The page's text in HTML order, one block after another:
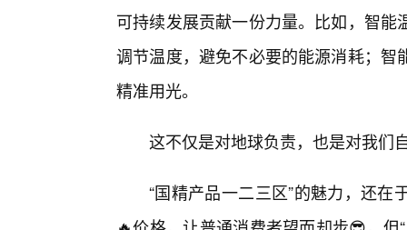
可持续发展贡献一份力量。比如，智
调节温度，避免不必要的能源消耗；
精准用光。
这不仅是对地球负责，也是对我们
“国精产品一二三区”的魅力，还